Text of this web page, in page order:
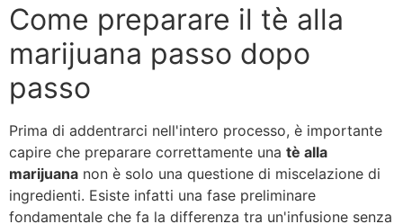
Come preparare il tè alla
marijuana passo dopo
passo
Prima di addentrarci nell'intero processo, è importante
capire che preparare correttamente una tè alla
marijuana non è solo una questione di miscelazione di
ingredienti. Esiste infatti una fase preliminare
fondamentale che fa la differenza tra un'infusione senza